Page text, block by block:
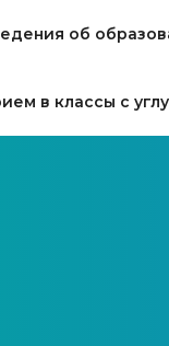
об
в классы с